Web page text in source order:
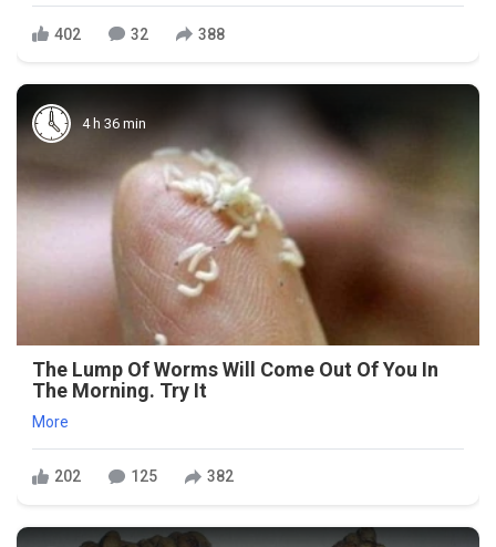
402 32 388
4 h 36 min
The Lump Of Worms Will Come Out Of You In
The Morning. Try It
More
202 125 382